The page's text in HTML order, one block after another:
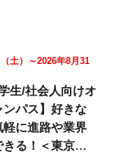
土）～2026年8月31
生/社会人向けオ
ンパス】好きな
に進路や業界
る！＜東京校